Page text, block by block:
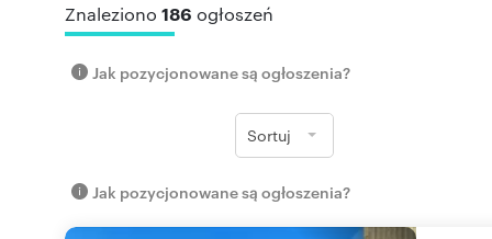
Znaleziono 186 ogłoszeń
Jak pozycjonowane są ogłoszenia?
Sortuj
Jak pozycjonowane są ogłoszenia?